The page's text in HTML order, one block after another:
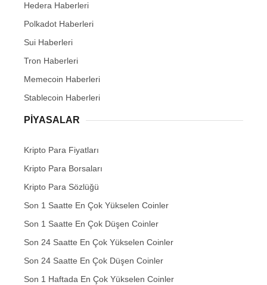
Hedera Haberleri
Polkadot Haberleri
Sui Haberleri
Tron Haberleri
Memecoin Haberleri
Stablecoin Haberleri
PIYASALAR
Kripto Para Fiyatları
Kripto Para Borsaları
Kripto Para Sözlüğü
Son 1 Saatte En Çok Yükselen Coinler
Son 1 Saatte En Çok Düşen Coinler
Son 24 Saatte En Çok Yükselen Coinler
Son 24 Saatte En Çok Düşen Coinler
Son 1 Haftada En Çok Yükselen Coinler